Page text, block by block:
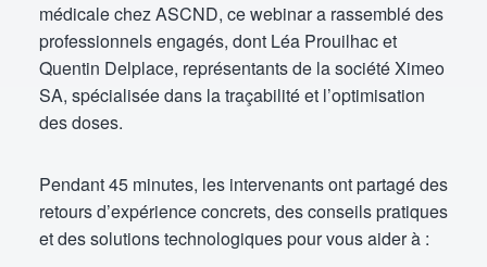
médicale chez ASCND, ce webinar a rassemblé des
professionnels engagés, dont Léa Prouilhac et
Quentin Delplace, représentants de la société Ximeo
SA, spécialisée dans la traçabilité et l’optimisation
des doses.
Pendant 45 minutes, les intervenants ont partagé des
retours d’expérience concrets, des conseils pratiques
et des solutions technologiques pour vous aider à :